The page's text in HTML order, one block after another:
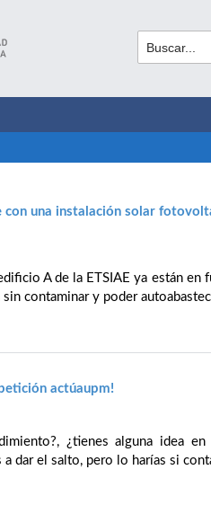
con una instalación solar
A de la ETSIAE ya están en
contaminar y poder
actúaupm!
¿tienes alguna idea
dar el salto, pero lo harías si